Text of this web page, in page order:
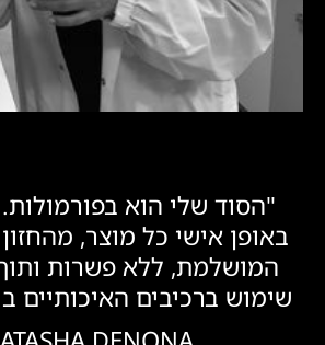
"הסוד שלי הוא
באופן אישי כל מוצר,
המושלמת, ללא פשרות
שימוש ברכיבים האיכותיים